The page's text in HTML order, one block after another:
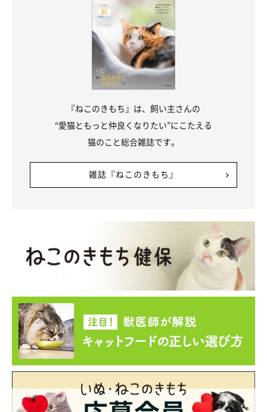
『ねこのきもち』は、飼い主さんの
“愛猫ともっと仲良くなりたい”にこたえる
猫のこと総合雑誌です。
雑誌『ねこのきもち』